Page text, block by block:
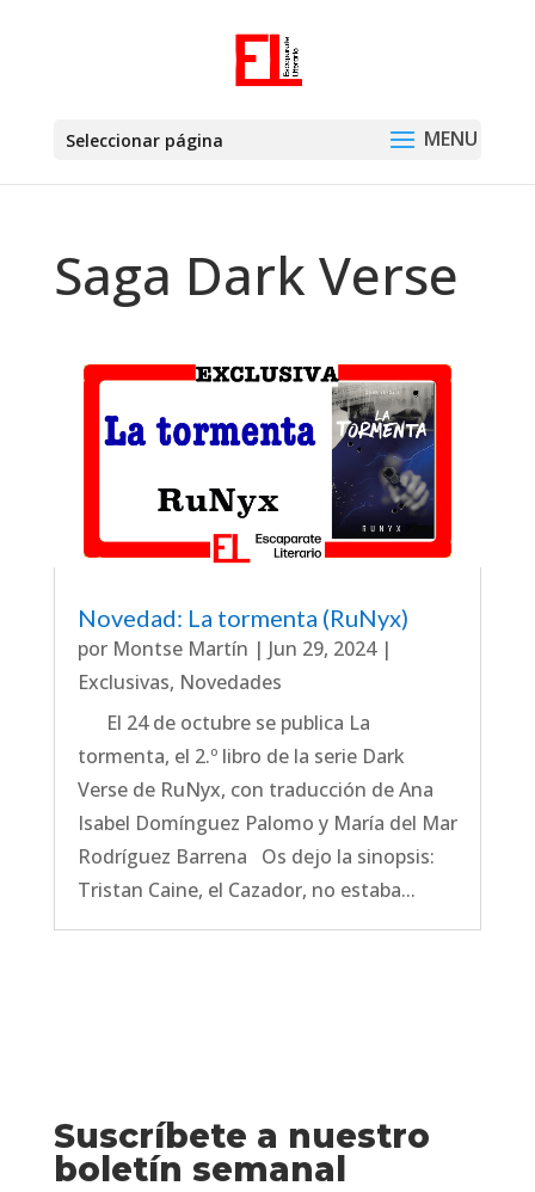
Seleccionar página
Saga Dark Verse
Novedad: La tormenta (RuNyx)
por Montse Martín | Jun 29, 2024|
Exclusivas, Novedades
El 24 de octubre se publica La
tormenta, el 2.º libro de la serie Dark
Verse de RuNyx, con traducción de Ana
Isabel Domínguez Palomo y María del Mar
Rodríguez Barrena Os dejo la sinopsis:
Tristan Caine, el Cazador, no estaba...
Suscríbete a nuestro
boletín semanal